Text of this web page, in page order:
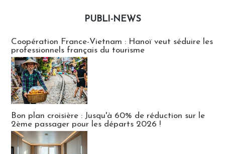
PUBLI-NEWS
Coopération France-Vietnam : Hanoï veut séduire les
professionnels français du tourisme
Bon plan croisière : Jusqu'à 60% de réduction sur le
2ème passager pour les départs 2026 !